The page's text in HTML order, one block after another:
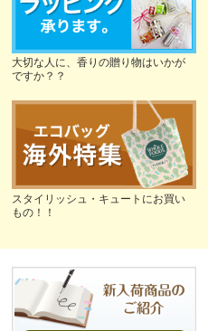
大切な人に、香りの贈り物はいかが
ですか？？
スタイリッシュ・キュートにお買い
もの！！